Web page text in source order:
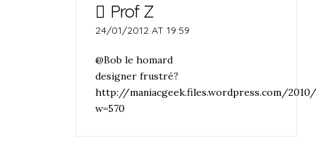
Prof Z
24/01/2012 AT 19:59
@Bob le homard
designer frustré?
http://maniacgeek.files.wordpress.com/
w=570